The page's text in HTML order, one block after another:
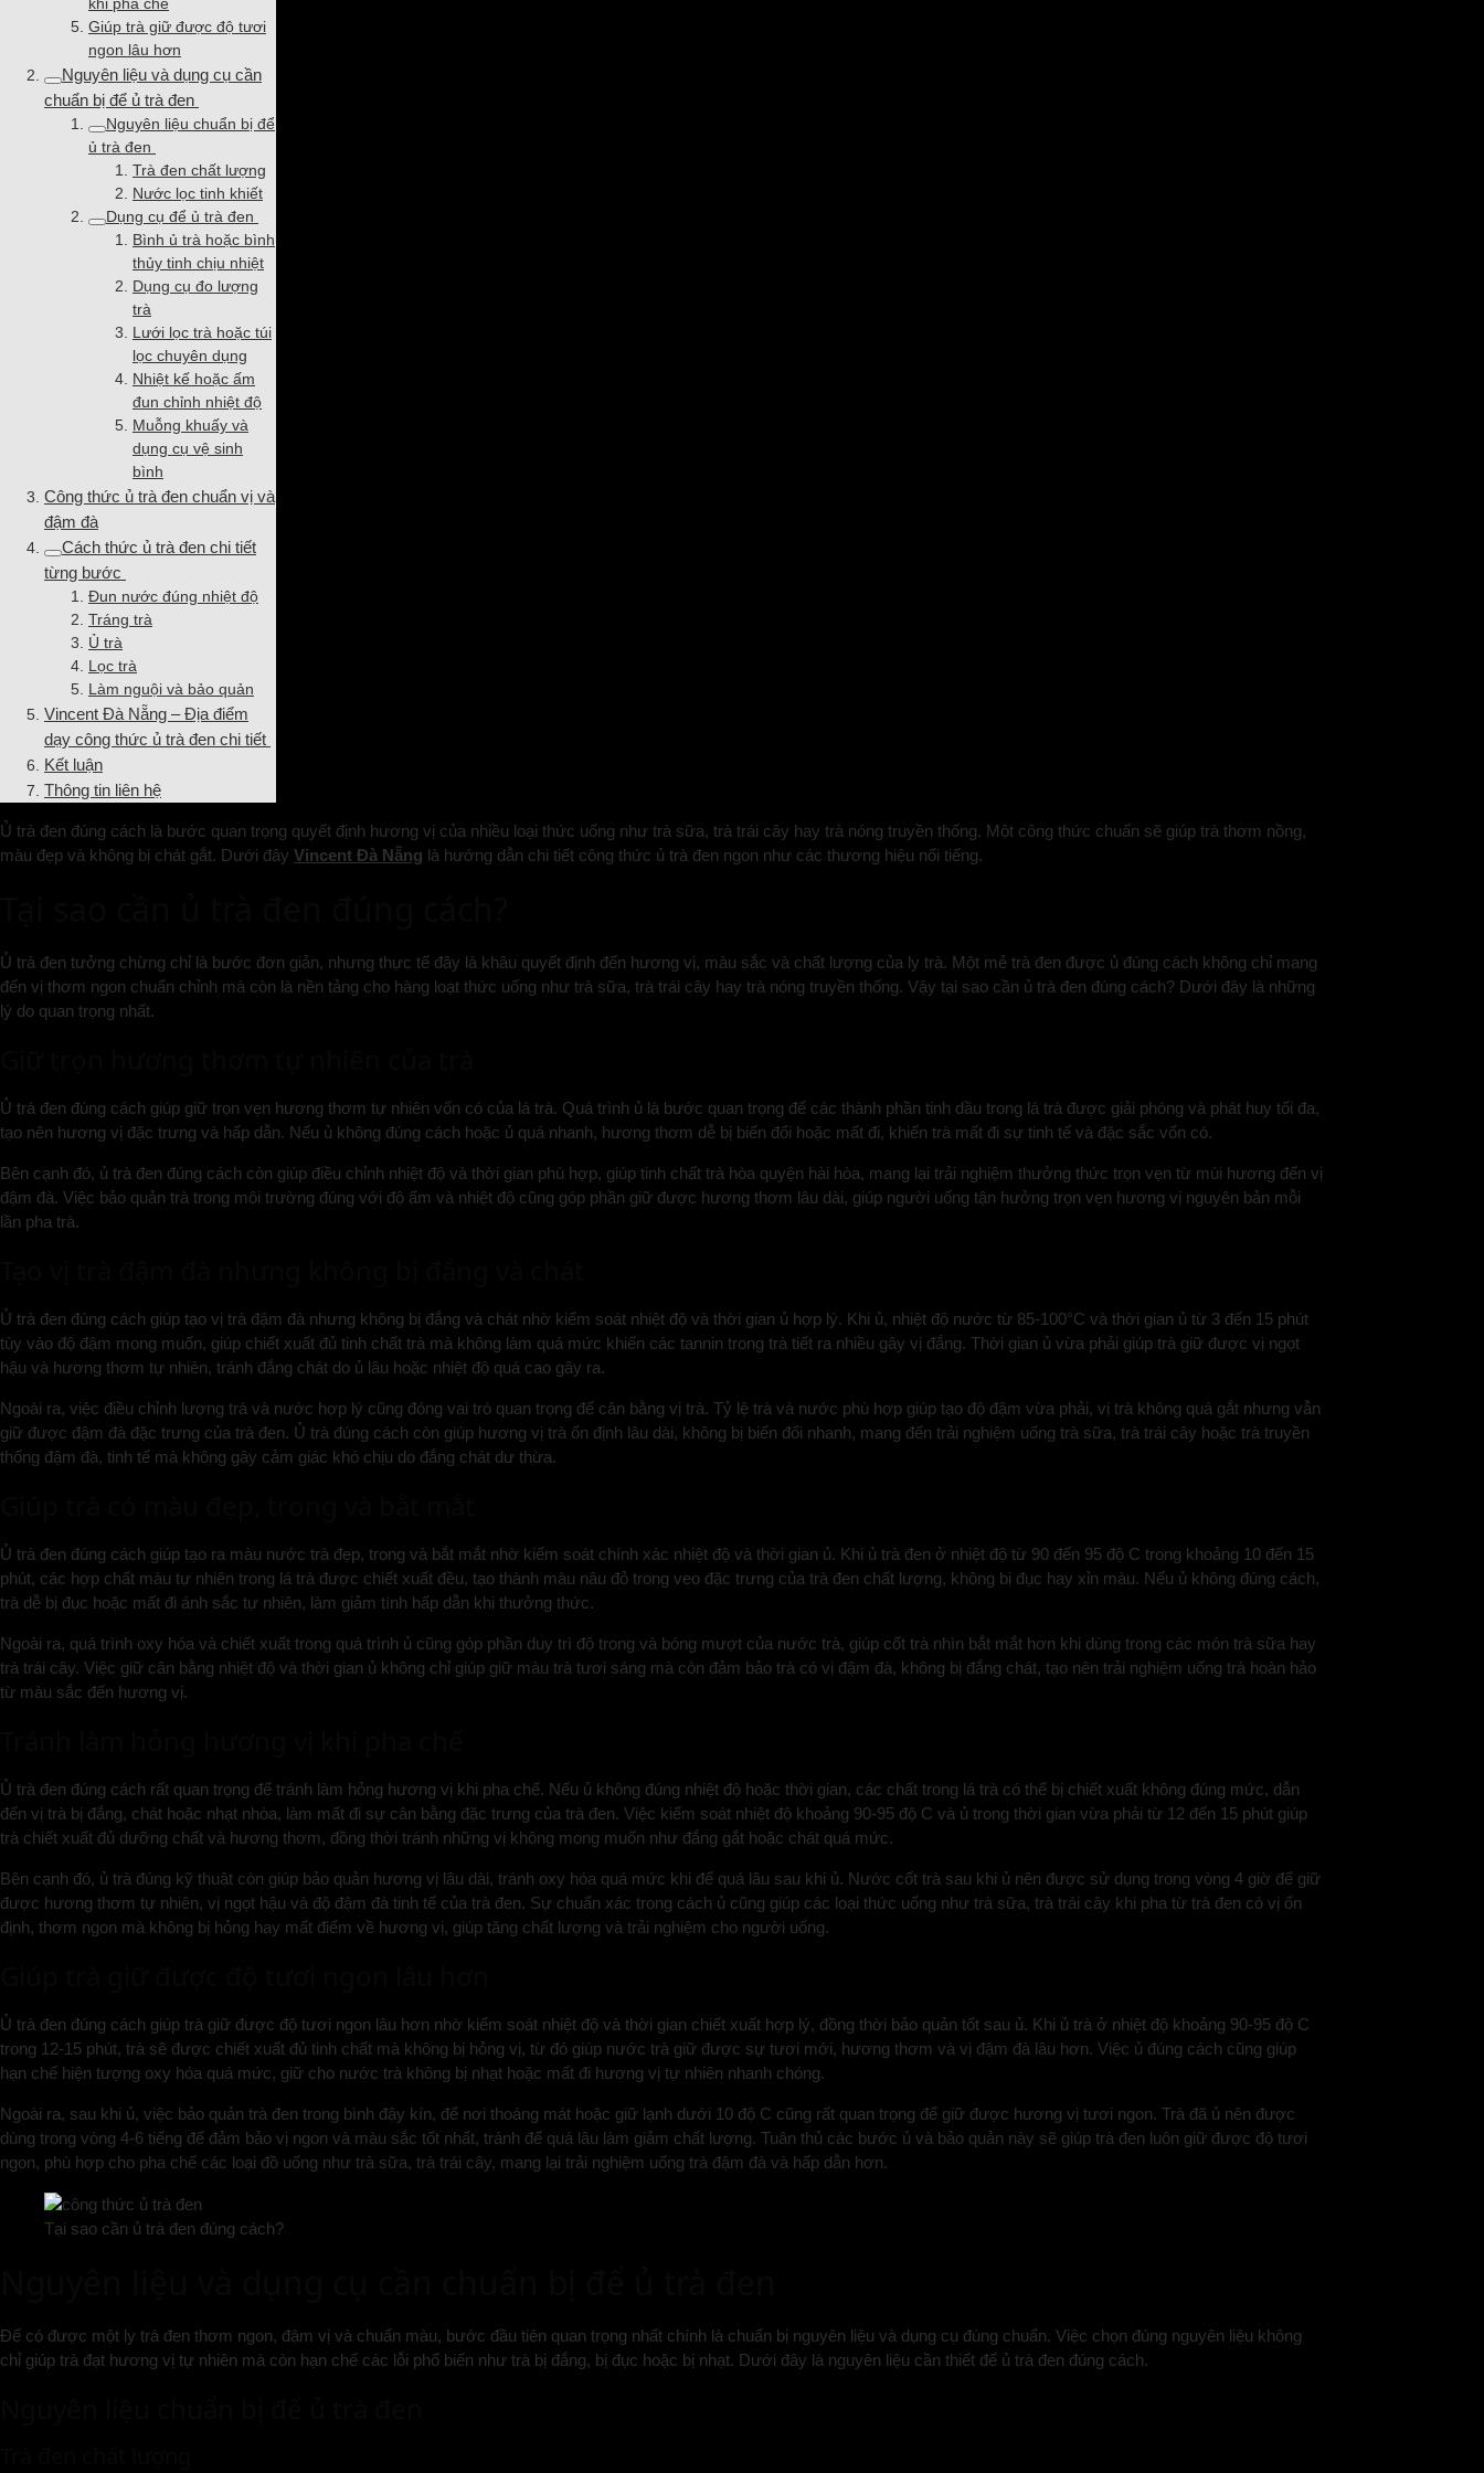
Giúp trà giữ được độ tươi
ngon lâu hơn
Nguyên liệu và dụng cụ cần
chuẩn bị để ủ trà đen
Nguyên liệu chuẩn bị để
ủ trà đen
Trà đen chất lượng
Nước lọc tinh khiết
Dụng cụ để ủ trà đen
Bình ủ trà hoặc bình
thủy tinh chịu nhiệt
Dụng cụ đo lượng
trà
Lưới lọc trà hoặc túi
lọc chuyên dụng
Nhiệt kế hoặc ấm
đun chỉnh nhiệt độ
Muỗng khuấy và
dụng cụ vệ sinh
bình
Công thức ủ trà đen chuẩn vị và
đậm đà
Cách thức ủ trà đen chi tiết
từng bước
Đun nước đúng nhiệt độ
Tráng trà
Ủ trà
Lọc trà
Làm nguội và bảo quản
Vincent Đà Nẵng – Địa điểm
dạy công thức ủ trà đen chi tiết
Kết luận
Thông tin liên hệ
Ủ trà đen đúng cách là bước quan trọng quyết định hương vị của nhiều loại thức uống như trà sữa, trà trái cây hay trà nóng truyền thống. Một công thức chuẩn sẽ giúp trà thơm nồng,
màu đẹp và không bị chát gắt. Dưới đây Vincent Đà Nẵng là hướng dẫn chi tiết công thức ủ trà đen ngon như các thương hiệu nổi tiếng.
Ủ trà đen tưởng chừng chỉ là bước đơn giản, nhưng thực tế đây là khâu quyết định đến hương vị, màu sắc và chất lượng của ly trà. Một mẻ trà đen được ủ đúng cách không chỉ mang
đến vị thơm ngon chuẩn chỉnh mà còn là nền tảng cho hàng loạt thức uống như trà sữa, trà trái cây hay trà nóng truyền thống. Vậy tại sao cần ủ trà đen đúng cách? Dưới đây là những
lý do quan trọng nhất.
Ủ trà đen đúng cách giúp giữ trọn vẹn hương thơm tự nhiên vốn có của lá trà. Quá trình ủ là bước quan trọng để các thành phần tinh dầu trong lá trà được giải phóng và phát huy tối đa,
tạo nên hương vị đặc trưng và hấp dẫn. Nếu ủ không đúng cách hoặc ủ quá nhanh, hương thơm dễ bị biến đổi hoặc mất đi, khiến trà mất đi sự tinh tế và đặc sắc vốn có.
Bên cạnh đó, ủ trà đen đúng cách còn giúp điều chỉnh nhiệt độ và thời gian phù hợp, giúp tinh chất trà hòa quyện hài hòa, mang lại trải nghiệm thưởng thức trọn vẹn từ mùi hương đến vị
đậm đà. Việc bảo quản trà trong môi trường đúng với độ ẩm và nhiệt độ cũng góp phần giữ được hương thơm lâu dài, giúp người uống tận hưởng trọn vẹn hương vị nguyên bản mỗi
lần pha trà.
Ủ trà đen đúng cách giúp tạo vị trà đậm đà nhưng không bị đắng và chát nhờ kiểm soát nhiệt độ và thời gian ủ hợp lý. Khi ủ, nhiệt độ nước từ 85-100°C và thời gian ủ từ 3 đến 15 phút
tùy vào độ đậm mong muốn, giúp chiết xuất đủ tinh chất trà mà không làm quá mức khiến các tannin trong trà tiết ra nhiều gây vị đắng. Thời gian ủ vừa phải giúp trà giữ được vị ngọt
hậu và hương thơm tự nhiên, tránh đắng chát do ủ lâu hoặc nhiệt độ quá cao gây ra.
Ngoài ra, việc điều chỉnh lượng trà và nước hợp lý cũng đóng vai trò quan trọng để cân bằng vị trà. Tỷ lệ trà và nước phù hợp giúp tạo độ đậm vừa phải, vị trà không quá gắt nhưng vẫn
giữ được đậm đà đặc trưng của trà đen. Ủ trà đúng cách còn giúp hương vị trà ổn định lâu dài, không bị biến đổi nhanh, mang đến trải nghiệm uống trà sữa, trà trái cây hoặc trà truyền
thống đậm đà, tinh tế mà không gây cảm giác khó chịu do đắng chát dư thừa.
Ủ trà đen đúng cách giúp tạo ra màu nước trà đẹp, trong và bắt mắt nhờ kiểm soát chính xác nhiệt độ và thời gian ủ. Khi ủ trà đen ở nhiệt độ từ 90 đến 95 độ C trong khoảng 10 đến 15
phút, các hợp chất màu tự nhiên trong lá trà được chiết xuất đều, tạo thành màu nâu đỏ trong veo đặc trưng của trà đen chất lượng, không bị đục hay xỉn màu. Nếu ủ không đúng cách,
trà dễ bị đục hoặc mất đi ánh sắc tự nhiên, làm giảm tính hấp dẫn khi thưởng thức.
Ngoài ra, quá trình oxy hóa và chiết xuất trong quá trình ủ cũng góp phần duy trì độ trong và bóng mượt của nước trà, giúp cốt trà nhìn bắt mắt hơn khi dùng trong các món trà sữa hay
trà trái cây. Việc giữ cân bằng nhiệt độ và thời gian ủ không chỉ giúp giữ màu trà tươi sáng mà còn đảm bảo trà có vị đậm đà, không bị đắng chát, tạo nên trải nghiệm uống trà hoàn hảo
từ màu sắc đến hương vị.
Ủ trà đen đúng cách rất quan trọng để tránh làm hỏng hương vị khi pha chế. Nếu ủ không đúng nhiệt độ hoặc thời gian, các chất trong lá trà có thể bị chiết xuất không đúng mức, dẫn
đến vị trà bị đắng, chát hoặc nhạt nhòa, làm mất đi sự cân bằng đặc trưng của trà đen. Việc kiểm soát nhiệt độ khoảng 90-95 độ C và ủ trong thời gian vừa phải từ 12 đến 15 phút giúp
trà chiết xuất đủ dưỡng chất và hương thơm, đồng thời tránh những vị không mong muốn như đắng gắt hoặc chát quá mức.
Bên cạnh đó, ủ trà đúng kỹ thuật còn giúp bảo quản hương vị lâu dài, tránh oxy hóa quá mức khi để quá lâu sau khi ủ. Nước cốt trà sau khi ủ nên được sử dụng trong vòng 4 giờ để giữ
được hương thơm tự nhiên, vị ngọt hậu và độ đậm đà tinh tế của trà đen. Sự chuẩn xác trong cách ủ cũng giúp các loại thức uống như trà sữa, trà trái cây khi pha từ trà đen có vị ổn
định, thơm ngon mà không bị hỏng hay mất điểm về hương vị, giúp tăng chất lượng và trải nghiệm cho người uống.
Ủ trà đen đúng cách giúp trà giữ được độ tươi ngon lâu hơn nhờ kiểm soát nhiệt độ và thời gian chiết xuất hợp lý, đồng thời bảo quản tốt sau ủ. Khi ủ trà ở nhiệt độ khoảng 90-95 độ C
trong 12-15 phút, trà sẽ được chiết xuất đủ tinh chất mà không bị hỏng vị, từ đó giúp nước trà giữ được sự tươi mới, hương thơm và vị đậm đà lâu hơn. Việc ủ đúng cách cũng giúp
hạn chế hiện tượng oxy hóa quá mức, giữ cho nước trà không bị nhạt hoặc mất đi hương vị tự nhiên nhanh chóng.
Ngoài ra, sau khi ủ, việc bảo quản trà đen trong bình đậy kín, để nơi thoáng mát hoặc giữ lạnh dưới 10 độ C cũng rất quan trọng để giữ được hương vị tươi ngon. Trà đã ủ nên được
dùng trong vòng 4-6 tiếng để đảm bảo vị ngon và màu sắc tốt nhất, tránh để quá lâu làm giảm chất lượng. Tuân thủ các bước ủ và bảo quản này sẽ giúp trà đen luôn giữ được độ tươi
ngon, phù hợp cho pha chế các loại đồ uống như trà sữa, trà trái cây, mang lại trải nghiệm uống trà đậm đà và hấp dẫn hơn.
Tại sao cần ủ trà đen đúng cách?
Để có được một ly trà đen thơm ngon, đậm vị và chuẩn màu, bước đầu tiên quan trọng nhất chính là chuẩn bị nguyên liệu và dụng cụ đúng chuẩn. Việc chọn đúng nguyên liệu không
chỉ giúp trà đạt hương vị tự nhiên mà còn hạn chế các lỗi phổ biến như trà bị đắng, bị đục hoặc bị nhạt. Dưới đây là nguyên liệu cần thiết để ủ trà đen đúng cách.